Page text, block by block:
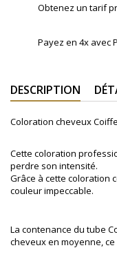
Obtenez un tarif
Payez en 4x avec
DESCRIPTION
Coloration cheveux
Cette coloration
perdre son intensité.
Grâce à cette coloration
couleur impeccable.
La contenance du tube
cheveux en moyenne,